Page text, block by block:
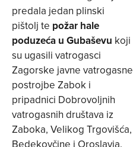
predala jedan plinski
pištolj te požar hale
poduzeća u Gubaševu koji
su ugasili vatrogasci
Zagorske javne vatrogasne
postrojbe Zabok i
pripadnici Dobrovoljnih
vatrogasnih društava iz
Zaboka, Velikog Trgovišća,
Bedekovčine i Oroslavja.